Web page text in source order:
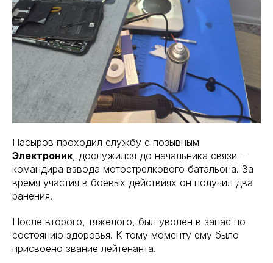
Насыров проходил службу с позывным
Электроник , дослужился до начальника связи –
командира взвода мотострелкового батальона. За
время участия в боевых действиях он получил два
ранения.
После второго, тяжелого, был уволен в запас по
состоянию здоровья. К тому моменту ему было
присвоено звание лейтенанта.